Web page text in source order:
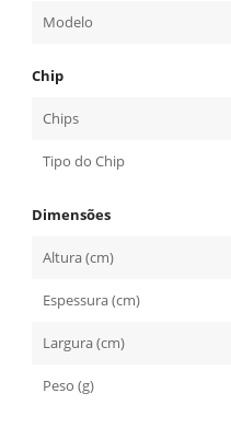
Modelo
Chip
Chips
Tipo do Chip
Dimensões
Altura (cm)
Espessura (cm)
Largura (cm)
Peso (g)